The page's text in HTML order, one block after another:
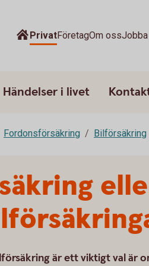
PrivatFöretagOm oss
Händelser i livet
Fordonsförsäkring Bilförsäkring
är ett viktigt val är